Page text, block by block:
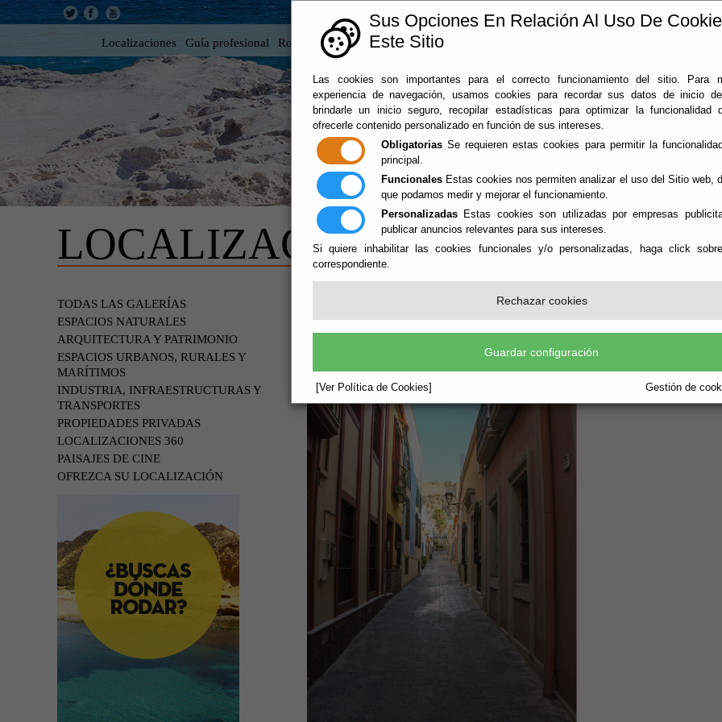
Sus Opciones En Relación Al Uso De
Este Sitio
Las cookies son importantes para el correcto funcionamiento del sitio. Para
experiencia de navegación, usamos cookies para recordar sus datos de inicio
brindarle un inicio seguro, recopilar estadísticas para optimizar la funcionalidad
ofrecerle contenido personalizado en función de sus intereses.
Obligatorias Se requieren estas cookies para permitir la
principal.
Funcionales Estas cookies nos permiten analizar el uso del Sitio web,
que podamos medir y mejorar el funcionamiento.
Personalizadas Estas cookies son utilizadas por empresas
publicar anuncios relevantes para sus intereses.
Si quiere inhabilitar las cookies funcionales y/o personalizadas, haga click
correspondiente.
Rechazar cookies
Guardar configuración
[Ver Política de Cookies] Gestión de
Localizaciones Guía profesional Rodar en Almería 360
LOCALIZACIONES
TODAS LAS GALERÍAS
ESPACIOS NATURALES
ARQUITECTURA Y PATRIMONIO
ESPACIOS URBANOS, RURALES Y
MARÍTIMOS
INDUSTRIA, INFRAESTRUCTURAS Y
TRANSPORTES
PROPIEDADES PRIVADAS
LOCALIZACIONES 360
PAISAJES DE CINE
OFREZCA SU LOCALIZACIÓN
ENTORNOS - ENTORNOS URBANOS